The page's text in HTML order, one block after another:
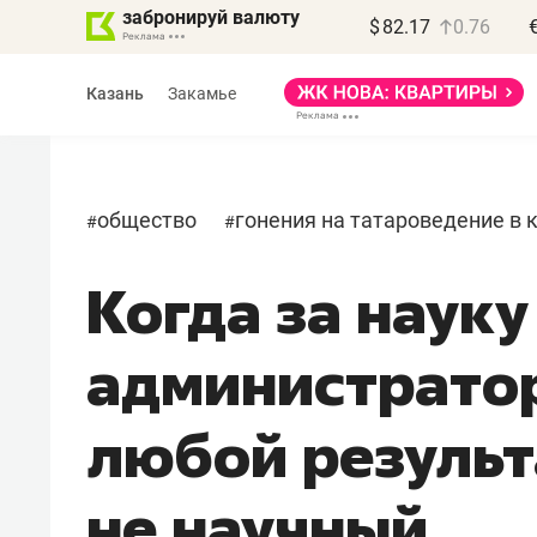
забронируй валюту $ 82.17 0.76
Казань Закамье
#общество #гонения на татароведение в
Когда за
любой